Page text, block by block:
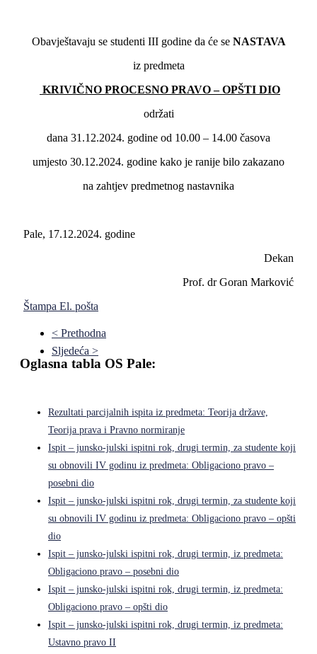
Obavještavaju se studenti III godine da će se NASTAVA
iz predmeta
KRIVIČNO PROCESNO PRAVO – OPŠTI DIO
održati
dana 31.12.2024. godine od 10.00 – 14.00 časova
umjesto 30.12.2024. godine kako je ranije bilo zakazano
na zahtjev predmetnog nastavnika
Pale, 17.12.2024. godine
Dekan
Prof. dr Goran Marković
Štampa El. pošta
< Prethodna
Sljedeća >
Oglasna tabla OS Pale:
Rezultati parcijalnih ispita iz predmeta: Teorija države,
Teorija prava i Pravno normiranje
Ispit – junsko-julski ispitni rok, drugi termin, za studente koji
su obnovili IV godinu iz predmeta: Obligaciono pravo –
posebni dio
Ispit – junsko-julski ispitni rok, drugi termin, za studente koji
su obnovili IV godinu iz predmeta: Obligaciono pravo – opšti
dio
Ispit – junsko-julski ispitni rok, drugi termin, iz predmeta:
Obligaciono pravo – posebni dio
Ispit – junsko-julski ispitni rok, drugi termin, iz predmeta:
Obligaciono pravo – opšti dio
Ispit – junsko-julski ispitni rok, drugi termin, iz predmeta:
Ustavno pravo II